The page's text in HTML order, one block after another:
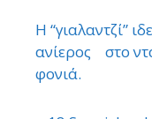
Η “γιαλαντζί”
ανίερος στο
φονιά.